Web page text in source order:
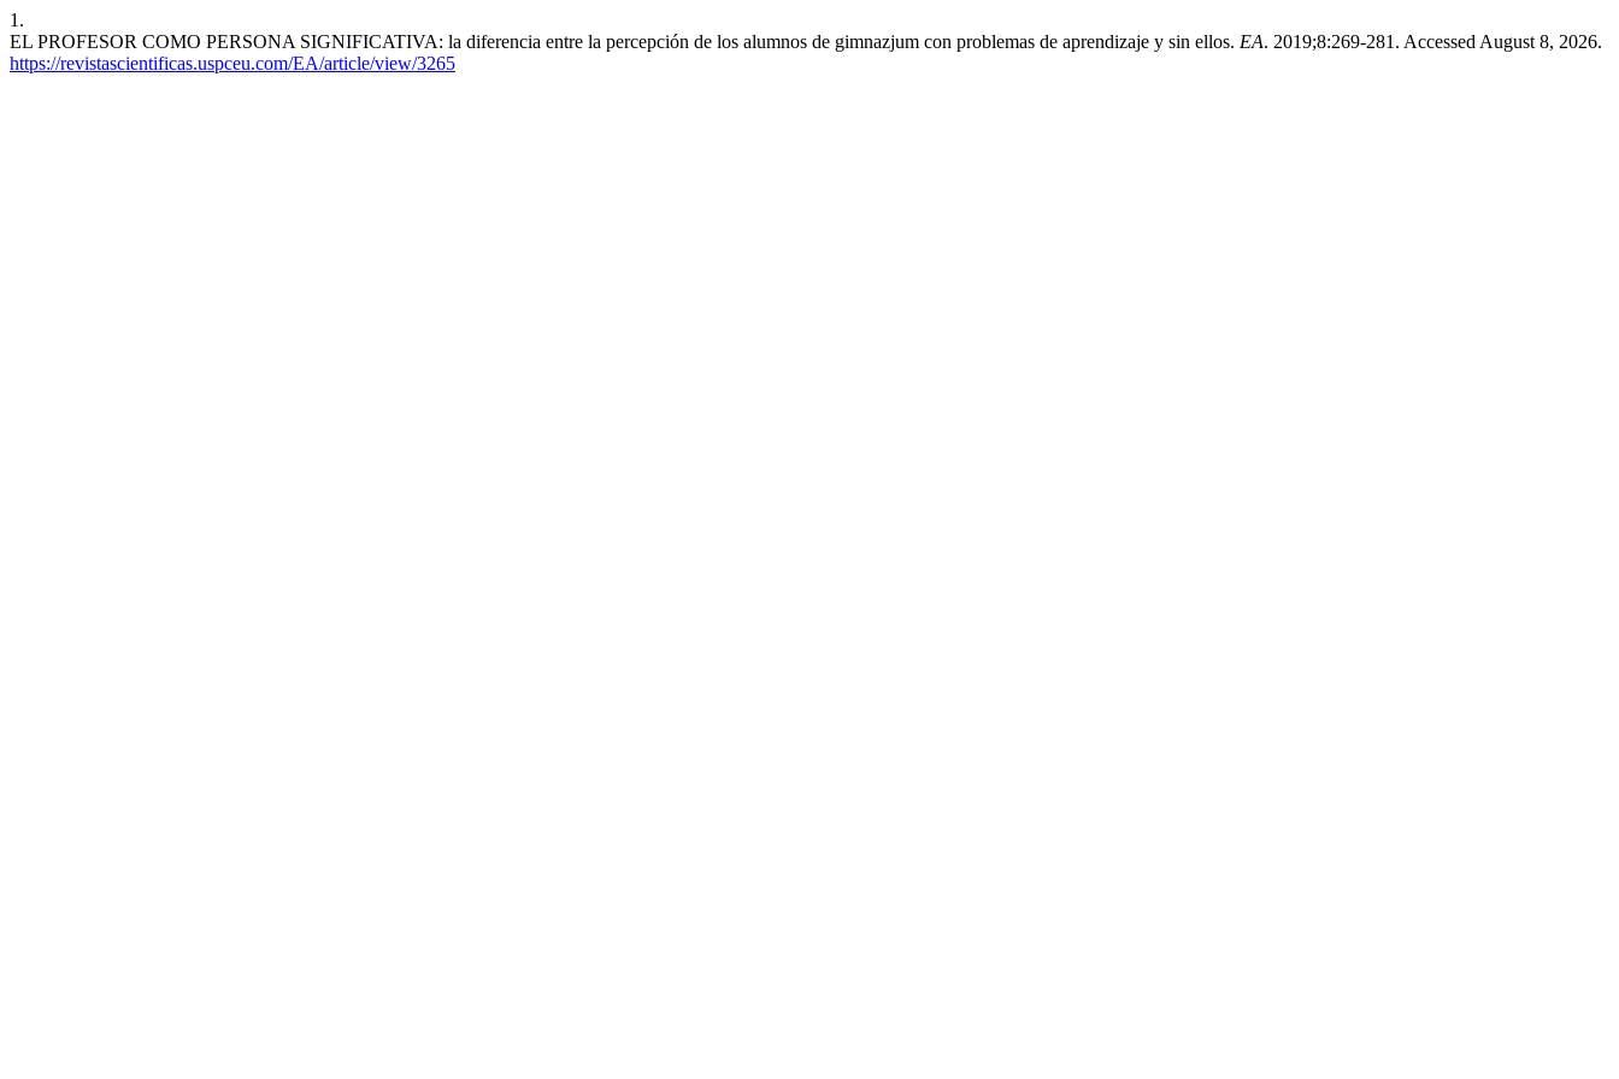
1.
EL PROFESOR COMO PERSONA SIGNIFICATIVA: la diferencia entre la percepción de los alumnos de gimnazjum con problemas de aprendizaje y sin ellos. EA. 2019;8:269-281. Accessed August 8, 2026.
https://revistascientificas.uspceu.com/EA/article/view/3265